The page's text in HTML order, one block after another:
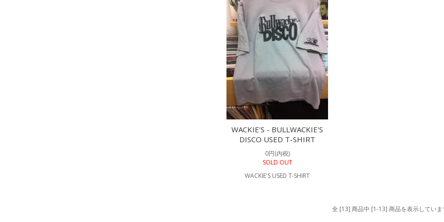
WACKIE'S - BULLWACKIE'S
DISCO USED T-SHIRT
0円(内税)
SOLD OUT
WACKIE'S USED T-SHIRT
全 [13] 商品中 [1-13] 商品を表示していま